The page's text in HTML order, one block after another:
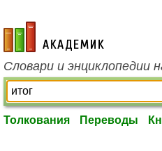
academic.ru
Словари и энциклопедии
Толкования Переводы